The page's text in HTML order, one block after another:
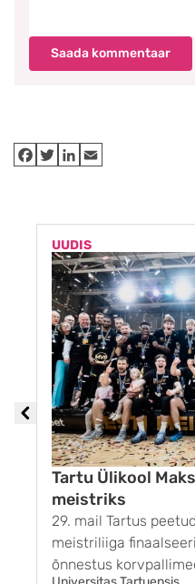
Saada kommentaar
UUDIS
Tartu Ülikool
meistriks
29. mail Tartus
meistriliiga
õnnestus